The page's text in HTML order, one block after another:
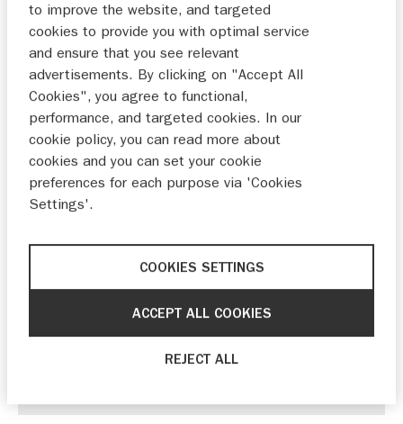
MA DI WO DO VR ZA
31
3 4 5 6 7
11
17
2 3 4
Suzuki Woerdenvia telefoonnummer
to improve the website, and targeted
cookies to provide you with optimal service
and ensure that you see relevant
advertisements. By clicking on "Accept All
Cookies", you agree to functional,
performance, and targeted cookies. In our
cookie policy, you can read more about
cookies and you can set your cookie
preferences for each purpose via 'Cookies
Settings'.
COOKIES SETTINGS
REJECT ALL
ACCEPT ALL COOKIES